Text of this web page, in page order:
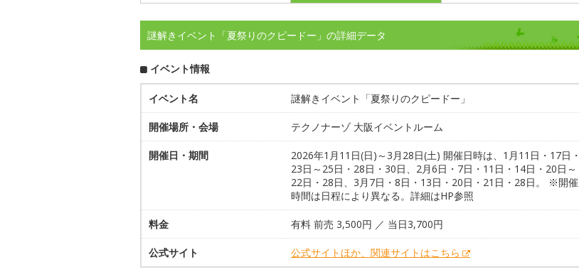
謎解きイベント「夏祭りのクピードー」の詳細データ
イベント情報
イベント名 謎解きイベント「夏祭りのクピードー」
開催場所・会場 テクノナーゾ 大阪イベントルーム
開催日・期間
2026年1月11日(日)～3月28日(土) 開催日時は、1月11日・17日・
23日～25日・28日・30日、2月6日・7日・11日・14日・20日～
22日・28日、3月7日・8日・13日・20日・21日・28日。 ※開催
時間は日程により異なる。詳細はHP参照
料金 有料 前売 3,500円 ／ 当日3,700円
公式サイト 公式サイトほか、関連サイトはこちら